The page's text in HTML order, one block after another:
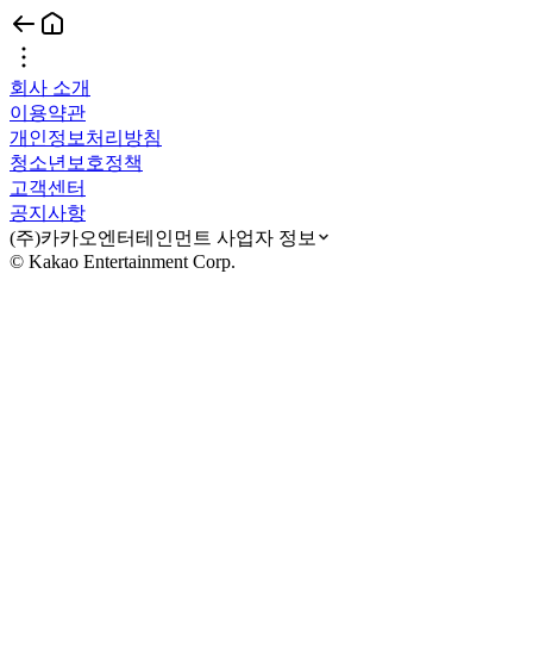
회사 소개
이용약관
개인정보처리방침
청소년보호정책
고객센터
공지사항
(주)카카오엔터테인먼트 사업자 정보
© Kakao Entertainment Corp.